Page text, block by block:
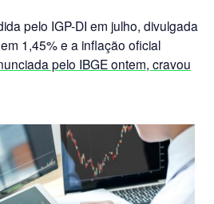
pelo IGP-DI em julho, divulgada
1,45% e a inflação oficial
pelo IBGE ontem, cravou